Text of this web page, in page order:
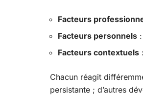
Facteurs
Facteurs personnels
Facteurs contextuels
Chacun réagit
persistante ; d’autres